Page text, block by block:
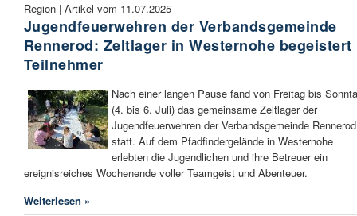
Region | Artikel vom 11.07.2025
Jugendfeuerwehren der Verbandsgemeinde
Rennerod: Zeltlager in Westernohe begeistert
Teilnehmer
Nach einer langen Pause fand von Freitag bis
(4. bis 6. Juli) das gemeinsame Zeltlager der
Jugendfeuerwehren der Verbandsgemeinde Rennerod
statt. Auf dem Pfadfindergelände in Westernohe
erlebten die Jugendlichen und ihre Betreuer ein
ereignisreiches Wochenende voller Teamgeist und Abenteuer.
Weiterlesen »